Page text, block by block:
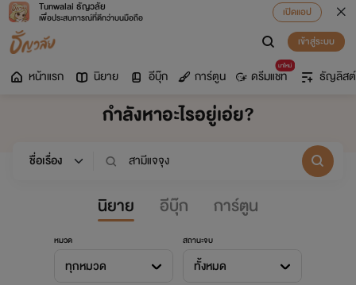
Tunwalai ธัญวลัย
เพื่อประสบการณ์ที่ดีกว่าบนมือถือ
เปิดแอป
เข้าสู่ระบบ
หน้าแรก นิยาย อีบุ๊ก การ์ตูน
มาใหม่
ดรีมแชท ธัญลิสต์
กำลังหาอะไรอยู่เอ่ย?
นิยาย อีบุ๊ก การ์ตูน
หมวด
ทุกหมวด
สถานะจบ
ทั้งหมด